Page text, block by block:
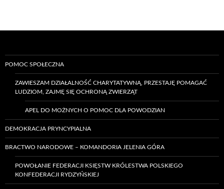
POMOC SPOŁECZNA
ZAWIESZAM DZIAŁALNOŚĆ CHARYTATYWNĄ, PRZESTAJĘ POMAGAĆ
LUDZIOM, ZAJMĘ SIĘ OCHRONĄ ZWIERZĄT
APEL DO MOŻNYCH O POMOC DLA POWODZIAN
DEMOKRACJA PRYNCYPIALNA
BRACTWO NARODOWE – KOMANDORIA JELENIA GÓRA
POWOŁANIE FEDERACJI KSIĘSTW KRÓLESTWA POLSKIEGO
KONFEDERACJI RYDZYŃSKIEJ